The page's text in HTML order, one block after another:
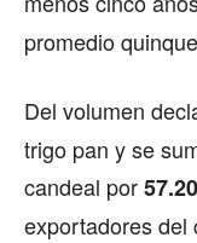
promedio
Del volumen
trigo pan y se
candeal por
exportadores del